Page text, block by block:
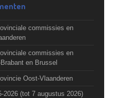
commissies en
commissies en
en Brussel
Oost-Vlaanderen
2026 (tot 7 augustus 2026)